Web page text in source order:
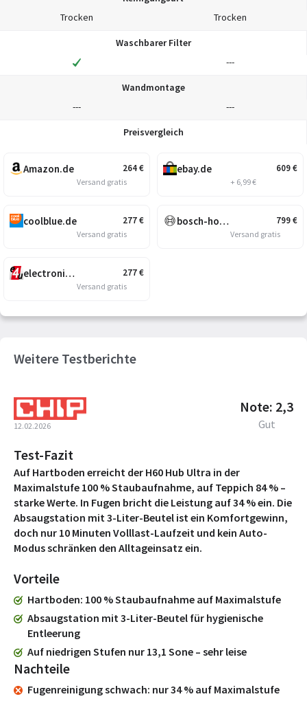
Trocken
Trocken
Waschbarer Filter
---
Wandmontage
---
---
Preisvergleich
264€
Amazon.de
Versand gratis
277€
coolblue.de
Versand gratis
277€
electronic4you.de
Versand gratis
609€
ebay.de
+ 6,99 €
799€
bosch-home.de
Versand gratis
Weitere Testberichte
12.02.2026
Note: 2,3
Gut
Test-Fazit
Auf Hartboden erreicht der H60 Hub Ultra in der
Maximalstufe 100 % Staubaufnahme, auf Teppich 84 % –
starke Werte. In Fugen bricht die Leistung auf 34 % ein. Die
Absaugstation mit 3-Liter-Beutel ist ein Komfortgewinn,
doch nur 10 Minuten Volllast-Laufzeit und kein Auto-
Modus schränken den Alltageinsatz ein.
Vorteile
Hartboden 100 % Staubaufnahme auf Maximalstufe
Absaugstation mit 3-Liter-Beutel für hygienische
Entleerung
Auf niedrigen Stufen nur 13,1 Sone – sehr leise
Nachteile
Fugenreinigung schwach nur 34 % auf Maximalstufe